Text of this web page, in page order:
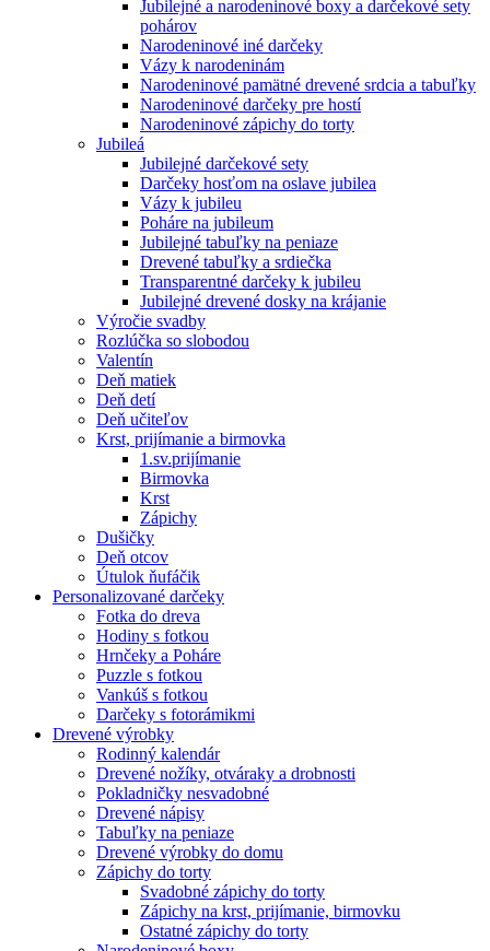
Jubilejné a narodeninové boxy a darčekové sety
pohárov
Narodeninové iné darčeky
Vázy k narodeninám
Narodeninové pamätné drevené srdcia a tabuľky
Narodeninové darčeky pre hostí
Narodeninové zápichy do torty
Jubileá
Jubilejné darčekové sety
Darčeky hosťom na oslave jubilea
Vázy k jubileu
Poháre na jubileum
Jubilejné tabuľky na peniaze
Drevené tabuľky a srdiečka
Transparentné darčeky k jubileu
Jubilejné drevené dosky na krájanie
Výročie svadby
Rozlúčka so slobodou
Valentín
Deň matiek
Deň detí
Deň učiteľov
Krst, prijímanie a birmovka
1.sv.prijímanie
Birmovka
Krst
Zápichy
Dušičky
Deň otcov
Útulok ňufáčik
Personalizované darčeky
Fotka do dreva
Hodiny s fotkou
Hrnčeky a Poháre
Puzzle s fotkou
Vankúš s fotkou
Darčeky s fotorámikmi
Drevené výrobky
Rodinný kalendár
Drevené nožíky, otváraky a drobnosti
Pokladničky nesvadobné
Drevené nápisy
Tabuľky na peniaze
Drevené výrobky do domu
Zápichy do torty
Svadobné zápichy do torty
Zápichy na krst, prijímanie, birmovku
Ostatné zápichy do torty